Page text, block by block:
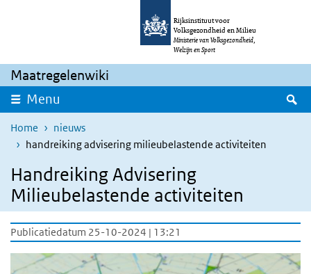
Overslaan en naar de inhoud gaan
Rijksinstituut voor
Volksgezondheid en Milieu
Ministerie van Volksgezondheid,
Welzijn en Sport
Maatregelenwiki
Menu
Home
nieuws
handreiking advisering milieubelastende activiteiten
Handreiking Advisering
Milieubelastende activiteiten
Publicatiedatum 25-10-2024 | 13:21